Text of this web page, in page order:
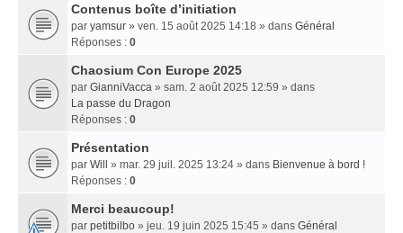
Contenus boîte d’initiation
par yamsur » ven. 15 août 2025 14:18 » dans Général
Réponses : 0
Chaosium Con Europe 2025
par GianniVacca » sam. 2 août 2025 12:59 » dans
La passe du Dragon
Réponses : 0
Présentation
par Will » mar. 29 juil. 2025 13:24 » dans Bienvenue à bord !
Réponses : 0
Merci beaucoup!
par petitbilbo » jeu. 19 juin 2025 15:45 » dans Général